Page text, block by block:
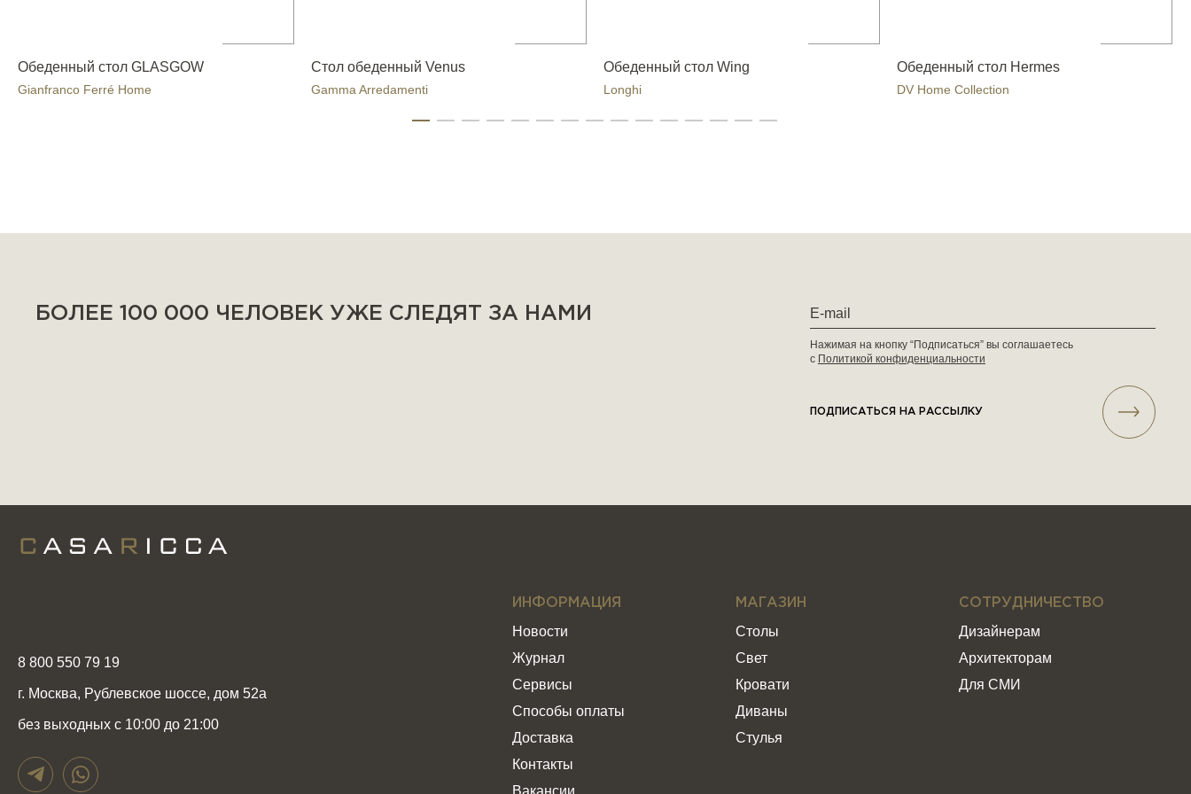
Обеденный стол GLASGOW
Gianfranco Ferré Home
Стол обеденный Venus
Gamma Arredamenti
Обеденный стол Wing
Longhi
Обеденный стол Hermes
DV Home Collection
БОЛЕЕ 100 000 ЧЕЛОВЕК УЖЕ СЛЕДЯТ ЗА НАМИ
Нажимая на кнопку “Подписаться” вы соглашаетесь
с Политикой конфиденциальности
ПОДПИСАТЬСЯ НА РАССЫЛКУ
8 800 550 79 19
г. Москва, Рублевское шоссе, дом 52а
без выходных с 10:00 до 21:00
ИНФОРМАЦИЯ
Новости
Журнал
Сервисы
Способы оплаты
Доставка
Контакты
Вакансии
МАГАЗИН
Столы
Свет
Кровати
Диваны
Стулья
СОТРУДНИЧЕСТВО
Дизайнерам
Архитекторам
Для СМИ